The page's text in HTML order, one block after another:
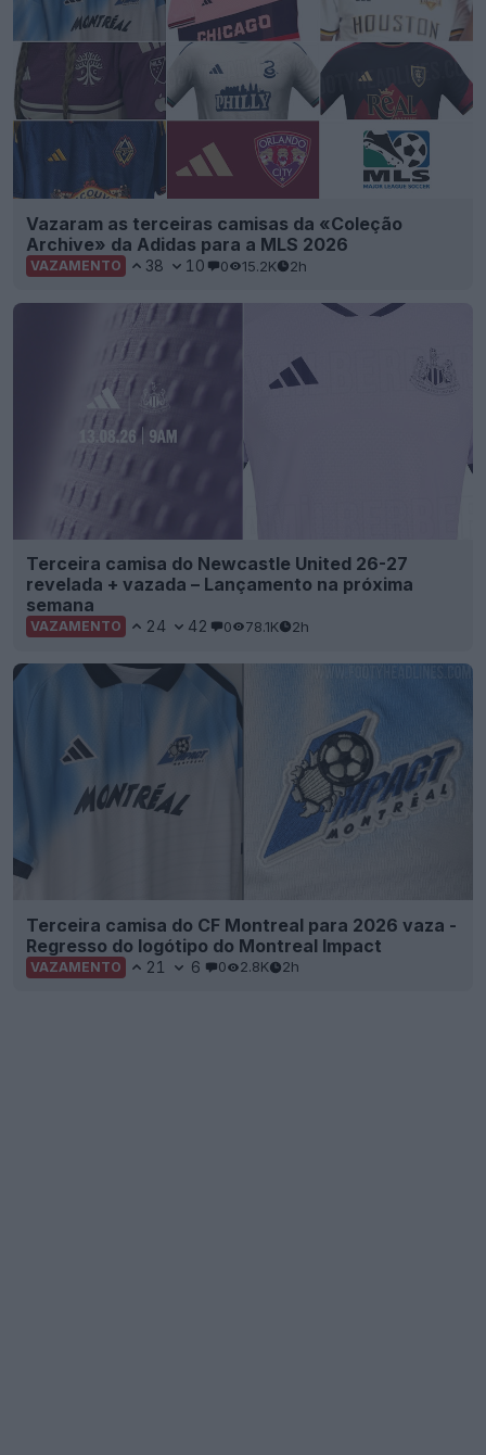
Vazaram as terceiras camisas da «Coleção
Archive» da Adidas para a MLS 2026
VAZAMENTO 38 10 0 15.2K 2h
Terceira camisa do Newcastle United 26-27
revelada + vazada – Lançamento na próxima
semana
VAZAMENTO 24 42 0 78.1K 2h
Terceira camisa do CF Montreal para 2026 vaza -
Regresso do logótipo do Montreal Impact
VAZAMENTO 21 6 0 2.8K 2h